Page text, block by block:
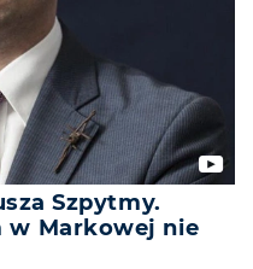
Szpytmy.
w Markowej nie